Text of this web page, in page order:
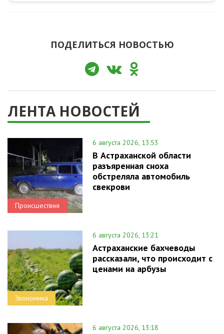
ПОДЕЛИТЬСЯ НОВОСТЬЮ
ЛЕНТА НОВОСТЕЙ
Происшествия
6 августа 2026, 13:53
В Астраханской области
разъяренная сноха
обстреляла автомобиль
свекрови
Экономика
6 августа 2026, 13:21
Астраханские бахчеводы
рассказали, что происходит с
ценами на арбузы
6 августа 2026, 13:18